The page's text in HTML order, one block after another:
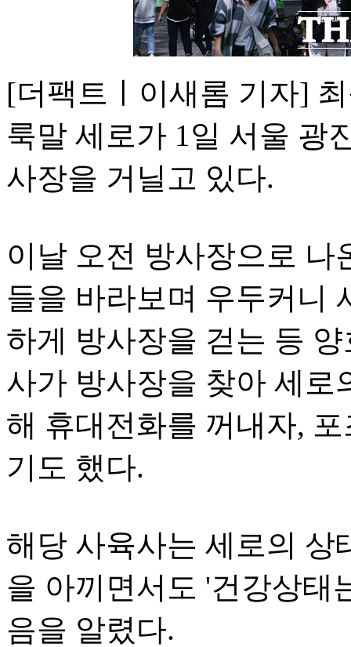
[더팩트ㅣ이새롬 기자]
룩말 세로가 1일 서울 광
사장을 거닐고 있다.
이날 오전 방사장으로 나
들을 바라보며 우두커니
하게 방사장을 걷는 등
사가 방사장을 찾아 세로
해 휴대전화를 꺼내자,
기도 했다.
해당 사육사는 세로의 상
을 아끼면서도 '건강상태
음을 알렸다.